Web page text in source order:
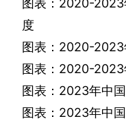
图表： 2020-2023
度
图表： 2020-2023
图表： 2020-2023
图表： 2023年中
图表： 2023年中